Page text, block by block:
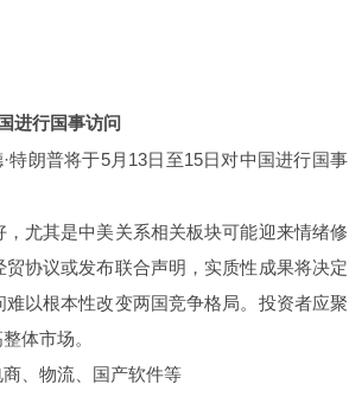
进行国事访问
朗普将于5月13日至15日对中国进行国事
尤其是中美关系相关板块可能迎来情绪修
协议或发布联合声明，实质性成果将决定
以根本性改变两国竞争格局。投资者应聚
体市场。
、物流、国产软件等